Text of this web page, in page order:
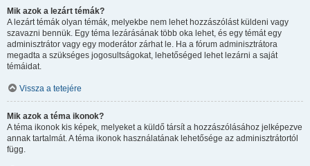
Mik azok a lezárt témák?
A lezárt témák olyan témák, melyekbe nem lehet hozzászólást küldeni vagy
szavazni bennük. Egy téma lezárásának több oka lehet, és egy témát egy
adminisztrátor vagy egy moderátor zárhat le. Ha a fórum adminisztrátora
megadta a szükséges jogosultságokat, lehetőséged lehet lezárni a saját
témáidat.
Vissza a tetejére
Mik azok a téma ikonok?
A téma ikonok kis képek, melyeket a küldő társít a hozzászólásához jelképezve
annak tartalmát. A téma ikonok használatának lehetősége az adminisztrátortól
függ.